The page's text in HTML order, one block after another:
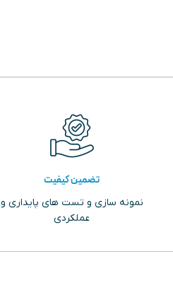
تضمین کیفیت
نمونه سازی و تست های پایداری و
عملکردی